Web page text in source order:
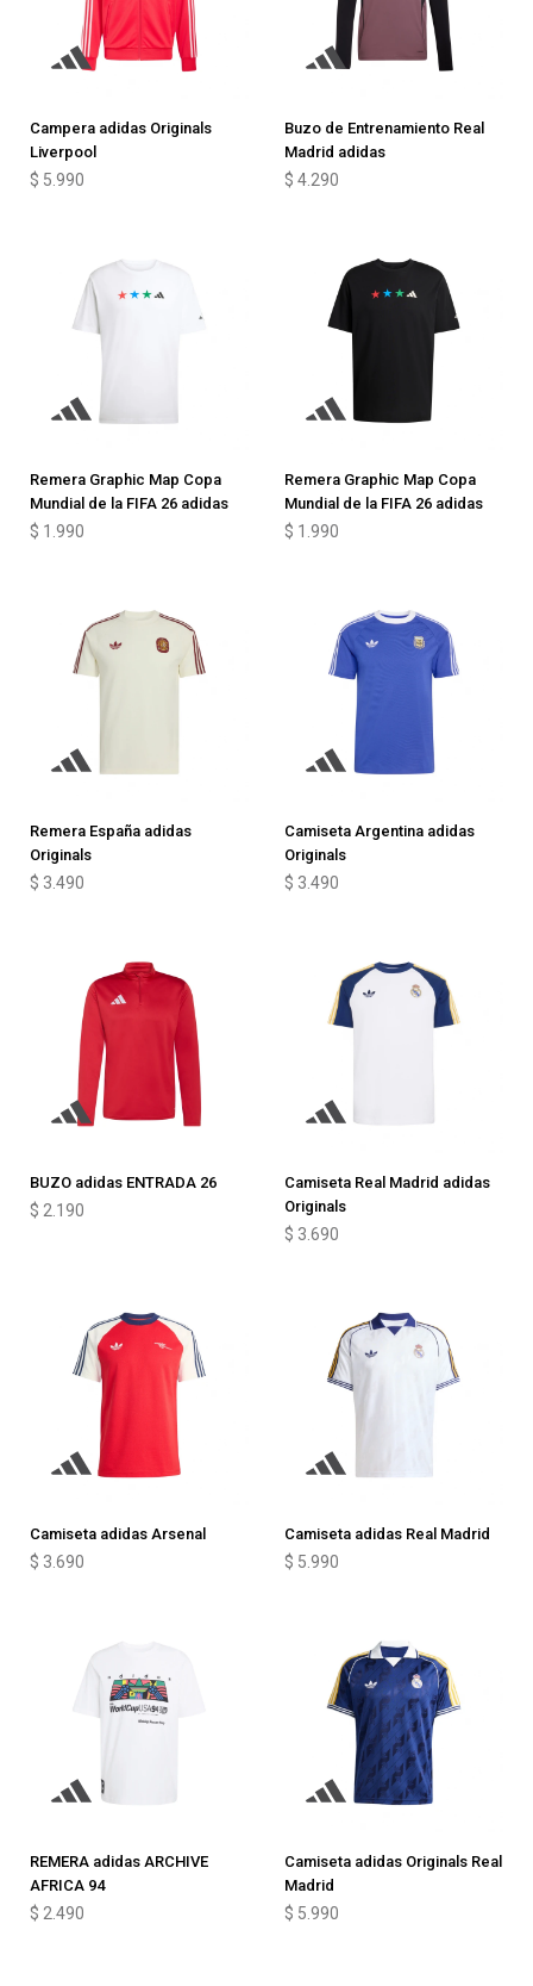
Campera adidas Originals
Liverpool
$ 5.990
Buzo de Entrenamiento Real
Madrid adidas
$ 4.290
Remera Graphic Map Copa
Mundial de la FIFA 26 adidas
$ 1.990
Remera Graphic Map Copa
Mundial de la FIFA 26 adidas
$ 1.990
Remera España adidas
Originals
$ 3.490
Camiseta Argentina adidas
Originals
$ 3.490
BUZO adidas ENTRADA 26
$ 2.190
Camiseta Real Madrid adidas
Originals
$ 3.690
Camiseta adidas Arsenal
$ 3.690
Camiseta adidas Real Madrid
$ 5.990
REMERA adidas ARCHIVE
AFRICA 94
$ 2.490
Camiseta adidas Originals Real
Madrid
$ 5.990